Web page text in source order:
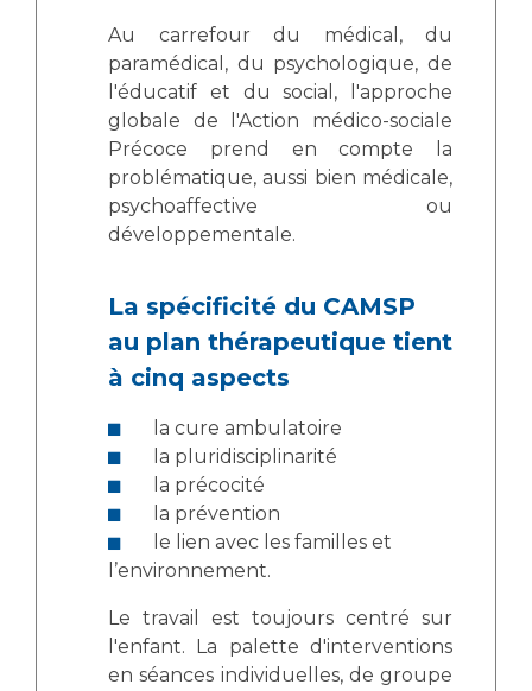
Au carrefour du médical, du
paramédical, du psychologique, de
l'éducatif et du social, l'approche
globale de l'Action médico-sociale
Précoce prend en compte la
problématique, aussi bien médicale,
psychoaffective ou
développementale.
La spécificité du CAMSP
au plan thérapeutique tient
à cinq aspects
la cure ambulatoire
la pluridisciplinarité
la précocité
la prévention
l’environnement.
Le travail est toujours centré sur
l'enfant. La palette d'interventions
en séances individuelles, de groupe